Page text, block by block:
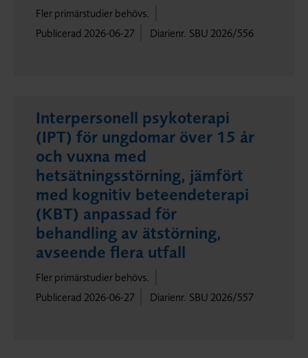
Fler primärstudier behövs.
Publicerad 2026-06-27
Diarienr. SBU 2026/556
Interpersonell psykoterapi
(IPT) för ungdomar över 15 år
och vuxna med
hetsätningsstörning, jämfört
med kognitiv beteendeterapi
(KBT) anpassad för
behandling av ätstörning,
avseende flera utfall
Fler primärstudier behövs.
Publicerad 2026-06-27
Diarienr. SBU 2026/557